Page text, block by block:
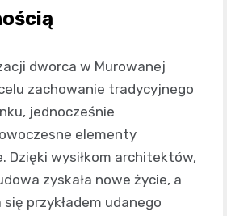
dworca w Murowanej
zachowanie tradycyjnego
jednocześnie
elementy
Dzięki wysiłkom architektów,
zyskała nowe życie, a
przykładem udanego